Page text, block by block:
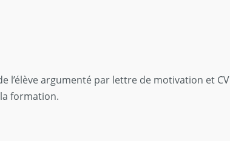
argumenté par lettre de motivation et
formation.